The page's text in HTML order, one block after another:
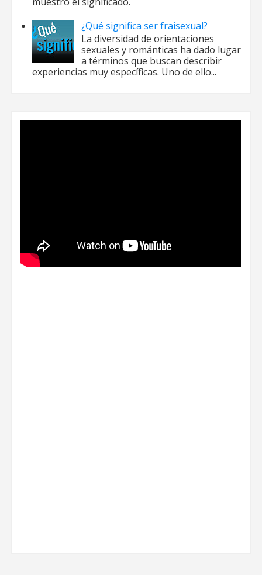
¿Qué significa ser fraisexual?
La diversidad de orientaciones
sexuales y románticas ha dado lugar
a términos que buscan describir
experiencias muy específicas. Uno de ello...